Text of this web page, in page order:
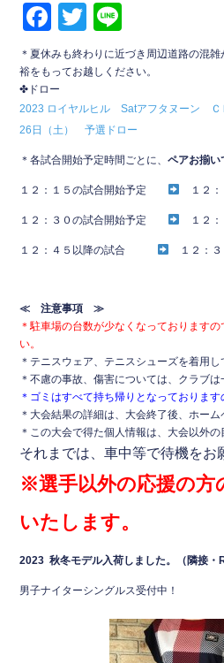
F
a
c
e
b
o
o
k
T
wi
tt
er
n
e
＊夏休みも終わりに近づき周辺道路の混
裕をもってお越しください。
✤ドロー
2023 ロイヤルヒル Satアフタヌーン Ｃ
26日（土） 予選ドロー
＊各試合開始予定時間ごとに、ペアお揃い
１２：１５の試合開始予定 １２
１２：３０の試合開始予定 １２
１２：４５以降の試合 １２：
≪ 注意事項 ≫
＊駐車場の台数が少なくなっております
い。
＊テニスウェア、テニスシューズを着用し
＊不慮の事故、傷害については、クラブは
＊ゴミはすべて持ち帰りとなっております
＊大会結果の詳細は、大会終了後、ホーム
＊この大会で得た個人情報は、大会以外の
それまでは、車中等で待機をお
※選手以外の応援の方
いたします。
2023 秋冬モデル入荷しました。（隣接・
男子ナイターシングルス受付中！